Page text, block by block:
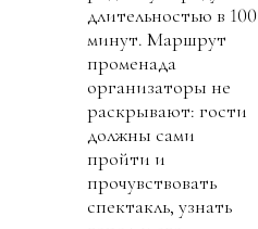
длительностью в 100
минут. Маршрут
променада
организаторы не
раскрывают: гости
должны сами
пройти и
прочувствовать
спектакль, узнать